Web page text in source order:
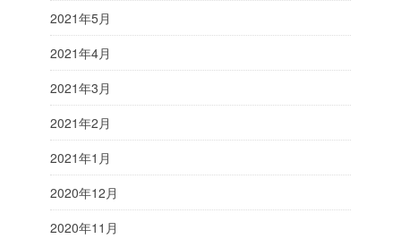
2021年5月
2021年4月
2021年3月
2021年2月
2021年1月
2020年12月
2020年11月